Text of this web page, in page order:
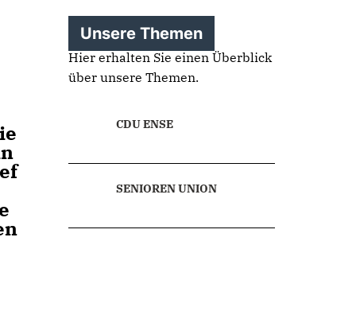
Unsere Themen
Hier erhalten Sie einen Überblick
über unsere Themen.
CDU ENSE
SENIOREN UNION